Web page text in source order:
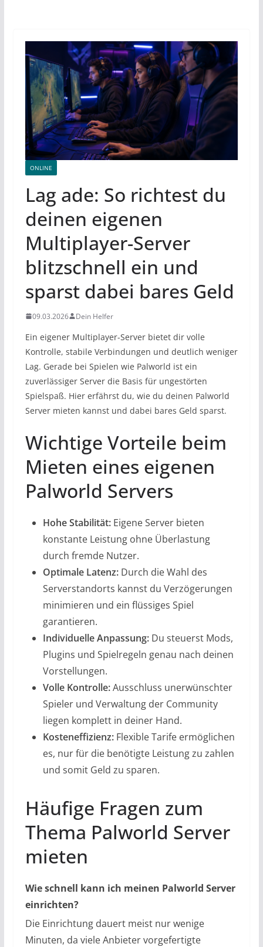
ONLINE
Lag ade: So richtest du
deinen eigenen
Multiplayer-Server
blitzschnell ein und
sparst dabei bares Geld
09.03.2026 Dein Helfer
Ein eigener Multiplayer-Server bietet dir volle
Kontrolle, stabile Verbindungen und deutlich weniger
Lag. Gerade bei Spielen wie Palworld ist ein
zuverlässiger Server die Basis für ungestörten
Spielspaß. Hier erfährst du, wie du deinen Palworld
Server mieten kannst und dabei bares Geld sparst.
Wichtige Vorteile beim
Mieten eines eigenen
Palworld Servers
Hohe Stabilität:Eigene Server bieten
konstante Leistung ohne Überlastung
durch fremde Nutzer.
Optimale Latenz:Durch die Wahl des
Serverstandorts kannst du Verzögerungen
minimieren und ein flüssiges Spiel
garantieren.
Individuelle Anpassung:Du steuerst Mods,
Plugins und Spielregeln genau nach deinen
Vorstellungen.
Volle Kontrolle:Ausschluss unerwünschter
Spieler und Verwaltung der Community
liegen komplett in deiner Hand.
Kosteneffizienz:Flexible Tarife ermöglichen
es, nur für die benötigte Leistung zu zahlen
und somit Geld zu sparen.
Häufige Fragen zum
Thema Palworld Server
mieten
Wie schnell kann ich meinen Palworld Server
einrichten?
Die Einrichtung dauert meist nur wenige
Minuten, da viele Anbieter vorgefertigte